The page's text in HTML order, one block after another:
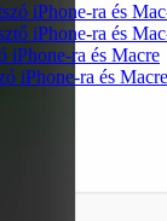
iPhone-ra és
iPhone-ra és
iPhone-ra és Macre
iPhone-ra és Macre